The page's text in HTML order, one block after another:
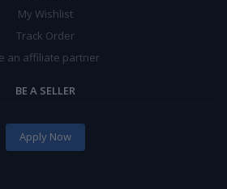
My Wishlist
Track Order
an affiliate partner
BE A SELLER
Apply Now